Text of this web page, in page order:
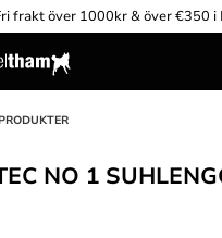
frakt över 1000kr & över €350 i
PRODUKTER
NO 1